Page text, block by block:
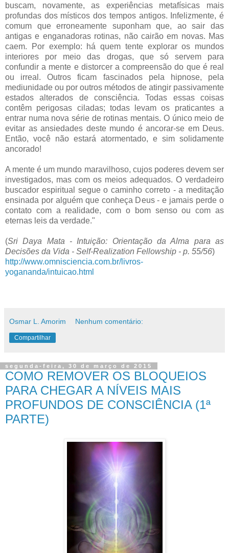
buscam, novamente, as experiências metafísicas mais
profundas dos místicos dos tempos antigos. Infelizmente, é
comum que erroneamente suponham que, ao sair das
antigas e enganadoras rotinas, não cairão em novas. Mas
caem. Por exemplo: há quem tente explorar os mundos
interiores por meio das drogas, que só servem para
confundir a mente e distorcer a compreensão do que é real
ou irreal. Outros ficam fascinados pela hipnose, pela
mediunidade ou por outros métodos de atingir passivamente
estados alterados de consciência. Todas essas coisas
contêm perigosas ciladas; todas levam os praticantes a
entrar numa nova série de rotinas mentais. O único meio de
evitar as ansiedades deste mundo é ancorar-se em Deus.
Então, você não estará atormentado, e sim solidamente
ancorado!
A mente é um mundo maravilhoso, cujos poderes devem ser
investigados, mas com os meios adequados. O verdadeiro
buscador espiritual segue o caminho correto - a meditação
ensinada por alguém que conheça Deus - e jamais perde o
contato com a realidade, com o bom senso ou com as
eternas leis da verdade."
(Sri Daya Mata - Intuição: Orientação da Alma para as
Decisões da Vida - Self-Realization Fellowship - p. 55/56)
http://www.omnisciencia.com.br/livros-
yogananda/intuicao.html
Osmar L. Amorim Nenhum comentário:
Compartilhar
segunda-feira, 30 de março de 2015
COMO REMOVER OS BLOQUEIOS
PARA CHEGAR A NÍVEIS MAIS
PROFUNDOS DE CONSCIÊNCIA (1ª
PARTE)